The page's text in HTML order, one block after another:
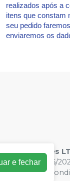
realizados após a
itens que constam
seu pedido
enviaremos os
hospitalares
AF00132046/
Os preços e
e fechar